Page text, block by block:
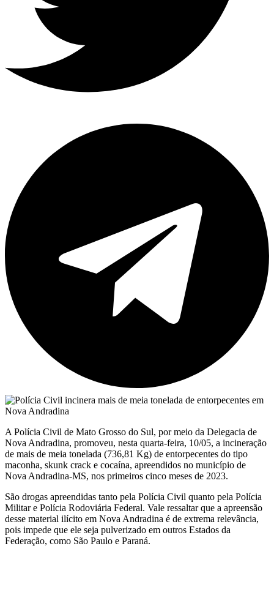
A Polícia Civil de Mato Grosso do Sul, por meio da Delegacia de
Nova Andradina, promoveu, nesta quarta-feira, 10/05, a incineração
de mais de meia tonelada (736,81 Kg) de entorpecentes do tipo
maconha, skunk crack e cocaína, apreendidos no município de
Nova Andradina-MS, nos primeiros cinco meses de 2023.
São drogas apreendidas tanto pela Polícia Civil quanto pela Polícia
Militar e Polícia Rodoviária Federal. Vale ressaltar que a apreensão
desse material ilícito em Nova Andradina é de extrema relevância,
pois impede que ele seja pulverizado em outros Estados da
Federação, como São Paulo e Paraná.